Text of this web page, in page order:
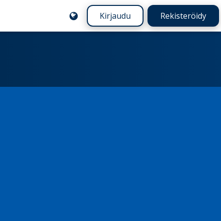
Kirjaudu Rekisteröidy